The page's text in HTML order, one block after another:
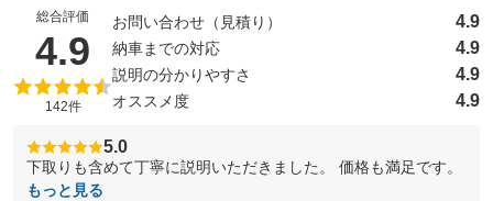
総合評価
4.9 （5点満点中）
142件
お問い合わせ（見積り） 4.9
納車までの対応 4.9
説明の分かりやすさ 4.9
オススメ度 4.9
5.0
下取りも含めて丁寧に説明いただきました。 価格も満足です。
もっと見る